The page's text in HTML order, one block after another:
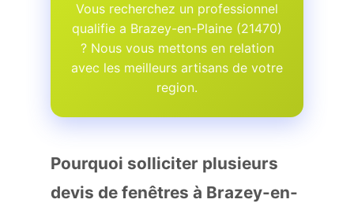
Vous recherchez un professionnel
qualifie a Brazey-en-Plaine (21470)
? Nous vous mettons en relation
avec les meilleurs artisans de votre
region.
Pourquoi solliciter plusieurs
devis de fenêtres à Brazey-en-